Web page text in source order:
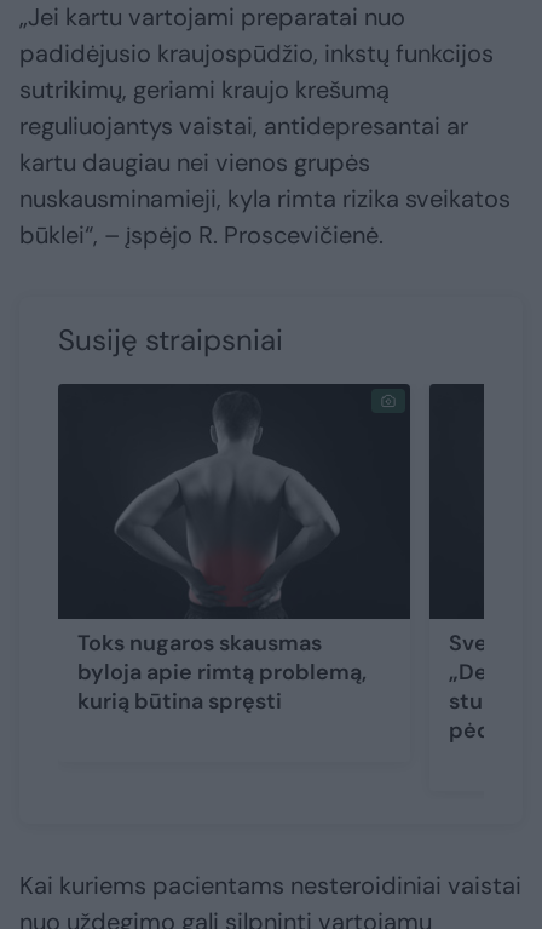
„Jei kartu vartojami preparatai nuo
padidėjusio kraujospūdžio, inkstų funkcijos
sutrikimų, geriami kraujo krešumą
reguliuojantys vaistai, antidepresantai ar
kartu daugiau nei vienos grupės
nuskausminamieji, kyla rimta rizika sveikatos
būklei“, – įspėjo R. Proscevičienė.
Susiję straipsniai
Toks nugaros skausmas
byloja apie rimtą problemą,
kurią būtina spręsti
stuburo
Kai kuriems pacientams nesteroidiniai vaistai
nuo uždegimo gali silpninti vartojamų